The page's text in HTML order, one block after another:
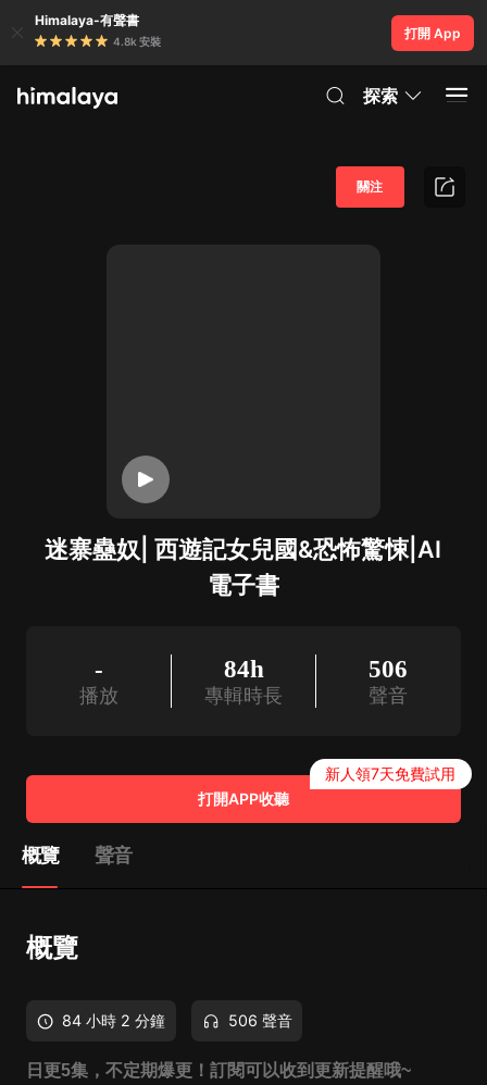
Himalaya-有聲書
4.8k 安裝
打開 App
探索
迷寨蠱奴| 西遊記女兒國&恐怖驚悚|AI
電子書
關注
-
播放
84h
專輯時長
506
聲音
打開APP收聽
新人領7天免費試用
概覽 聲音
概覽
84 小時 2 分鐘 506 聲音
日更5集，不定期爆更！訂閱可以收到更新提醒哦~